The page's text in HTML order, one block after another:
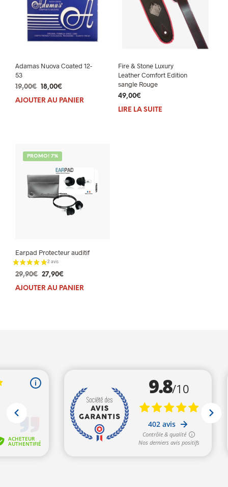
Adamas Nuova Coated 12-
53
19,00€ Le
18,00€
AJOUTER AU PANIER
Fire & Stone Luxury
Leather Comfort Edition
sangle Rouge
49,00€
LIRE LA SUITE
PROMO! 7%
Earpad Protecteur auditif
29,90€ Le
prix
27,90€
prix
AJOUTER AU PANIER